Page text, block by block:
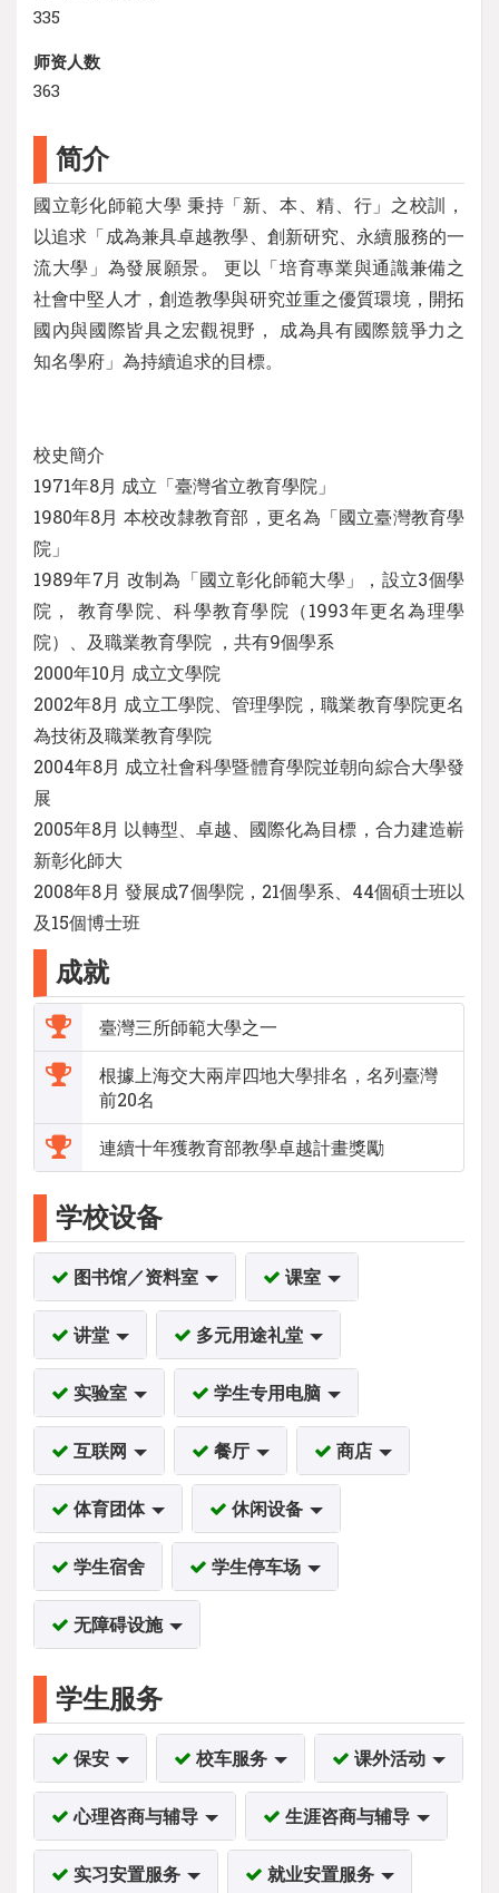
335
师资人数
363
简介
國立彰化師範大學 秉持「新、本、精、行」之校訓，
以追求「成為兼具卓越教學、創新研究、永續服務的一
流大學」為發展願景。 更以「培育專業與通識兼備之
社會中堅人才，創造教學與研究並重之優質環境，開拓
國內與國際皆具之宏觀視野， 成為具有國際競爭力之
知名學府」為持續追求的目標。
校史簡介
1971年8月 成立「臺灣省立教育學院」
1980年8月 本校改隸教育部，更名為「國立臺灣教育學
院」
1989年7月 改制為「國立彰化師範大學」，設立3個學
院， 教育學院、科學教育學院（1993年更名為理學
院）、及職業教育學院 ，共有9個學系
2000年10月 成立文學院
2002年8月 成立工學院、管理學院，職業教育學院更名
為技術及職業教育學院
2004年8月 成立社會科學暨體育學院並朝向綜合大學發
展
2005年8月 以轉型、卓越、國際化為目標，合力建造嶄
新彰化師大
2008年8月 發展成7個學院，21個學系、44個碩士班以
及15個博士班
成就
臺灣三所師範大學之一
根據上海交大兩岸四地大學排名，名列臺灣
前20名
連續十年獲教育部教學卓越計畫獎勵
学校设备
图书馆／资料室 课室
讲堂 多元用途礼堂
实验室 学生专用电脑
互联网 餐厅 商店
体育团体 休闲设备
学生宿舍 学生停车场
无障碍设施
学生服务
保安 校车服务 课外活动
心理咨商与辅导 生涯咨商与辅导
实习安置服务 就业安置服务